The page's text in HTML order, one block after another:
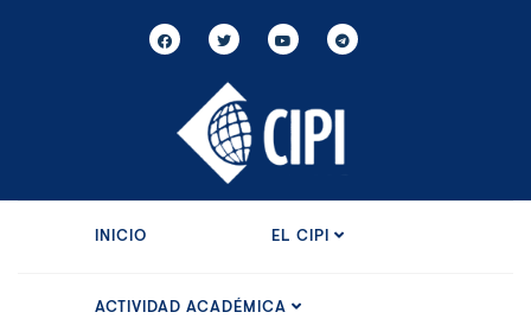
INICIO EL CIPI
ACTIVIDAD ACADÉMICA